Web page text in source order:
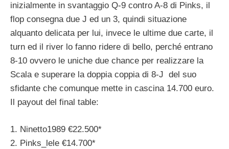
inizialmente in svantaggio Q-9 contro A-8 di Pinks, il
flop consegna due J ed un 3, quindi situazione
alquanto delicata per lui, invece le ultime due carte, il
turn ed il river lo fanno ridere di bello, perché entrano
8-10 ovvero le uniche due chance per realizzare la
Scala e superare la doppia coppia di 8-J del suo
sfidante che comunque mette in cascina 14.700 euro.
Il payout del final table:
1. Ninetto1989 €22.500*
2. Pinks_lele €14.700*